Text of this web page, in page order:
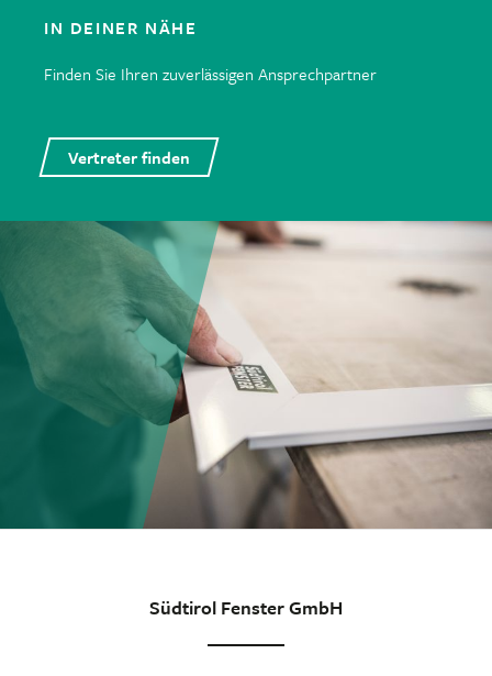
IN DEINER NÄHE
Finden Sie Ihren zuverlässigen Ansprechpartner
Vertreter finden
Südtirol Fenster GmbH